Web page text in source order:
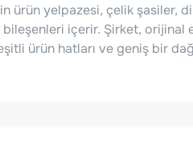
ürün yelpazesi, çelik şasiler,
içerir. Şirket, orijinal
ürün hatları ve geniş bir